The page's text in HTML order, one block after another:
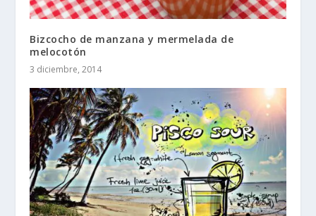
Bizcocho de manzana y mermelada de
melocotón
3 diciembre, 2014